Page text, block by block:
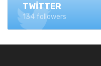
TWITTER
134 followers